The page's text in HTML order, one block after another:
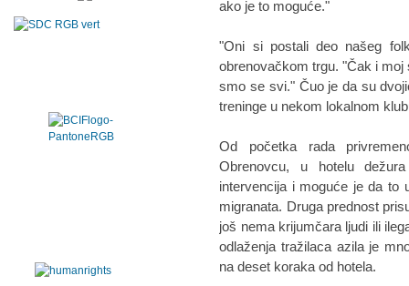
ako je to moguće."
"Oni si postali deo našeg
obrenovačkom trgu. "Čak i
smo se svi." Čuo je da su
treninge u nekom lokalnom
Od početka rada
Obrenovcu, u hotelu
intervencija i moguće je da to
migranata. Druga prednost
još nema krijumčara ljudi ili
odlaženja tražilaca azila je
na deset koraka od hotela.